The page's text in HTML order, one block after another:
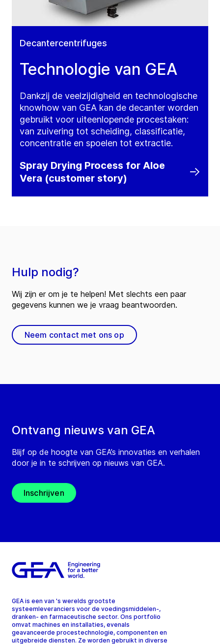
Decantercentrifuges
Technologie van GEA
Dankzij de veelzijdigheid en technologische
knowhow van GEA kan de decanter worden
gebruikt voor uiteenlopende procestaken:
van zuivering tot scheiding, classificatie,
concentratie en spoelen tot extractie.
Spray Drying Process for Aloe
Vera (customer story)
Ontvang nieuws van GEA
Blijf op de hoogte van GEA’s innovaties en verhalen
door je in te schrijven op nieuws van GEA.
Inschrijven
Hulp nodig?
Wij zijn er om je te helpen! Met slechts een paar
gegevens kunnen we je vraag beantwoorden.
Neem contact met ons op
GEA is een van 's werelds grootste
systeemleveranciers voor de voedingsmiddelen-,
dranken- en farmaceutische sector. Ons portfolio
omvat machines en installaties, evenals
geavanceerde procestechnologie, componenten en
uitgebreide diensten. Ze worden gebruikt in diverse